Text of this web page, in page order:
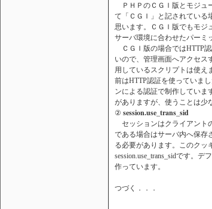
ＰＨＰのＣＧＩ版とモジュ
て「ＣＧＩ」と記されている
思います。ＣＧＩ版でもモジ
サーバ環境に合わせたパーミ
ＣＧＩ版の場合ではHTTP認
いので、管理画面へアクセス
用しているスクリプトは使え
前はHTTP認証を使っていま
ンによる認証で制作していま
がありますが、使うことは少
② session.use_trans_sid
セッションはクライアント
である場合はサーバ内へ保存
る必要があります。このクッ
session.use_trans_sidです。
作っています。
つづく．．．